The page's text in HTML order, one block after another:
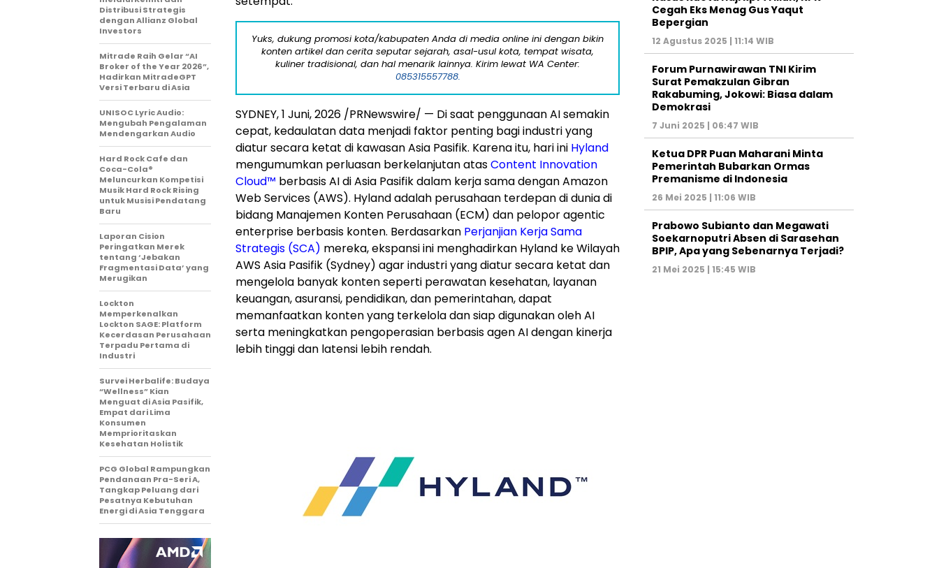
Yuks, dukung promosi kota/kabupaten Anda di media online ini dengan bikin
konten artikel dan cerita seputar sejarah, asal-usul kota, tempat wisata,
kuliner tradisional, dan hal menarik lainnya. Kirim lewat WA Center:
085315557788.
SYDNEY,1 Juni, 2026 /PRNewswire/ — Di saat penggunaan AI semakin
cepat, kedaulatan data menjadi faktor penting bagi industri yang
diatur secara ketat di kawasan Asia Pasifik. Karena itu, hari ini Hyland
mengumumkan perluasan berkelanjutan atasContent Innovation
Cloud™ berbasis AI di Asia Pasifik dalam kerja sama dengan Amazon
Web Services (AWS). Hyland adalah perusahaan terdepan di dunia di
bidang Manajemen Konten Perusahaan (ECM) dan pelopor agentic
enterprise berbasis konten. Berdasarkan Perjanjian Kerja Sama
Strategis (SCA) mereka, ekspansi ini menghadirkan Hyland ke Wilayah
AWS Asia Pasifik (Sydney) agar industri yang diatur secara ketat dan
mengelola banyak konten seperti perawatan kesehatan, layanan
keuangan, asuransi, pendidikan, dan pemerintahan, dapat
memanfaatkan konten yang terkelola dan siap digunakan oleh AI
serta meningkatkan pengoperasian berbasis agen AI dengan kinerja
lebih tinggi dan latensi lebih rendah.
Distribusi Strategis
dengan Allianz Global
Investors
Mitrade Raih Gelar “AI
Broker of the Year 2026”,
Hadirkan MitradeGPT
Versi Terbaru di Asia
UNISOC Lyric Audio:
Mengubah Pengalaman
Mendengarkan Audio
Hard Rock Cafe dan
Coca-Cola®
Meluncurkan Kompetisi
Musik Hard Rock Rising
untuk Musisi Pendatang
Baru
Laporan Cision
Peringatkan Merek
tentang ‘Jebakan
Fragmentasi Data’ yang
Merugikan
Lockton
Memperkenalkan
Lockton SAGE: Platform
Kecerdasan Perusahaan
Terpadu Pertama di
Industri
Survei Herbalife: Budaya
“Wellness” Kian
Menguat di Asia Pasifik,
Empat dari Lima
Konsumen
Memprioritaskan
Kesehatan Holistik
PCG Global Rampungkan
Pendanaan Pra-Seri A,
Tangkap Peluang dari
Pesatnya Kebutuhan
Energi di Asia Tenggara
Cegah Eks Menag Gus Yaqut
Bepergian
12 Agustus 2025 | 11:14 WIB
Forum Purnawirawan TNI Kirim
Surat Pemakzulan Gibran
Rakabuming, Jokowi: Biasa dalam
Demokrasi
7 Juni 2025 | 06:47 WIB
Ketua DPR Puan Maharani Minta
Pemerintah Bubarkan Ormas
Premanisme di Indonesia
26 Mei 2025 | 11:06 WIB
Prabowo Subianto dan Megawati
Soekarnoputri Absen di Sarasehan
BPIP, Apa yang Sebenarnya Terjadi?
21 Mei 2025 | 15:45 WIB